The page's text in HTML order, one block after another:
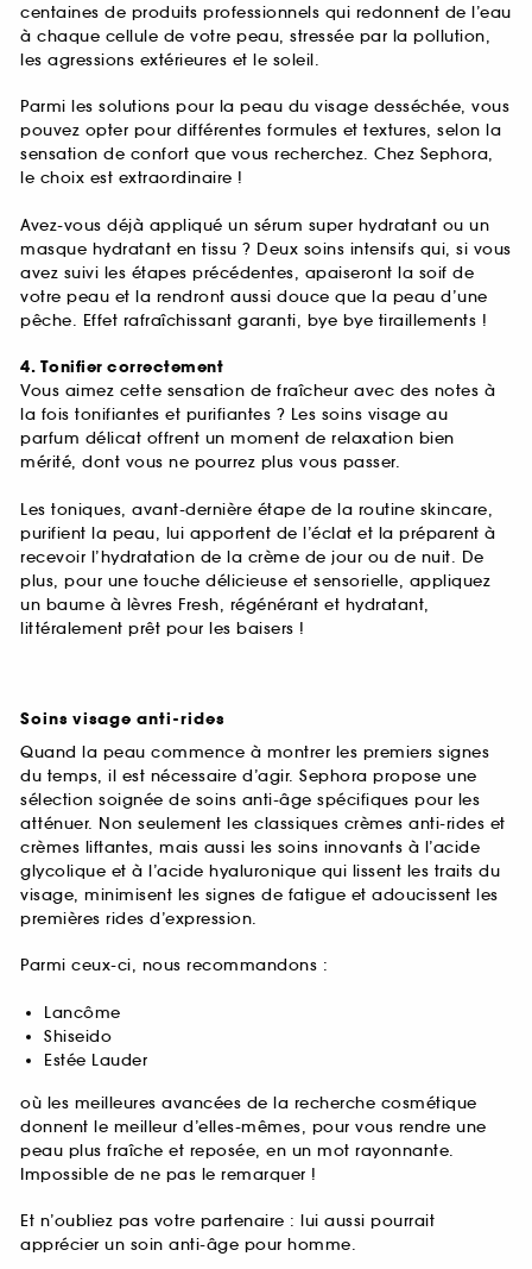
centaines de produits professionnels qui redonnent de l’eau
à chaque cellule de votre peau, stressée par la pollution,
les agressions extérieures et le soleil.
Parmi les solutions pour la peau du visage desséchée, vous
pouvez opter pour différentes formules et textures, selon la
sensation de confort que vous recherchez. Chez Sephora,
le choix est extraordinaire !
Avez-vous déjà appliqué un sérum super hydratant ou un
masque hydratant en tissu ? Deux soins intensifs qui, si vous
avez suivi les étapes précédentes, apaiseront la soif de
votre peau et la rendront aussi douce que la peau d’une
pêche. Effet rafraîchissant garanti, bye bye tiraillements !
4. Tonifier correctement
Vous aimez cette sensation de fraîcheur avec des notes à
la fois tonifiantes et purifiantes ? Les soins visage au
parfum délicat offrent un moment de relaxation bien
mérité, dont vous ne pourrez plus vous passer.
Les toniques, avant-dernière étape de la routine skincare,
purifient la peau, lui apportent de l’éclat et la préparent à
recevoir l’hydratation de la crème de jour ou de nuit. De
plus, pour une touche délicieuse et sensorielle, appliquez
un baume à lèvres Fresh, régénérant et hydratant,
littéralement prêt pour les baisers !
Soins visage anti-rides
Quand la peau commence à montrer les premiers signes
du temps, il est nécessaire d’agir. Sephora propose une
sélection soignée de soins anti-âge spécifiques pour les
atténuer. Non seulement les classiques crèmes anti-rides et
crèmes liftantes, mais aussi les soins innovants à l’acide
glycolique et à l’acide hyaluronique qui lissent les traits du
visage, minimisent les signes de fatigue et adoucissent les
premières rides d’expression.
Parmi ceux-ci, nous recommandons :
Lancôme
Shiseido
Estée Lauder
où les meilleures avancées de la recherche cosmétique
donnent le meilleur d’elles-mêmes, pour vous rendre une
peau plus fraîche et reposée, en un mot rayonnante.
Impossible de ne pas le remarquer !
Et n’oubliez pas votre partenaire : lui aussi pourrait
apprécier un soin anti-âge pour homme.